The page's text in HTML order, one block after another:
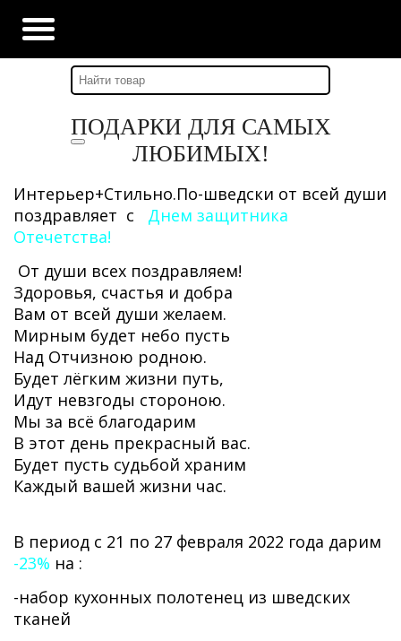
Главная
Наши новости
ПОДАРКИ ДЛЯ САМЫХ
ЛЮБИМЫХ!
Интерьер+Стильно.По-шведски от всей души
поздравляет с
Днем защитника
Отечетства!
От души всех поздравляем!
Здоровья, счастья и добра
Вам от всей души желаем.
Мирным будет небо пусть
Над Отчизною родною.
Будет лёгким жизни путь,
Идут невзгоды стороною.
Мы за всё благодарим
В этот день прекрасный вас.
Будет пусть судьбой храним
Каждый вашей жизни час.
В период с 21 по 27 февраля 2022 года дарим
-23% на :
-набор кухонных полотенец из шведских
тканей